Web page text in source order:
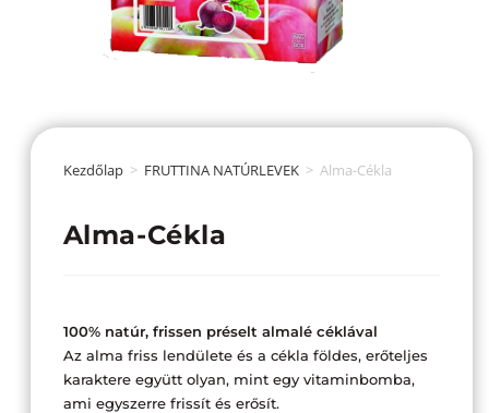
Kezdőlap > FRUTTINA NATÚRLEVEK > Alma-Cékla
Alma-Cékla
100% natúr, frissen préselt almalé céklával
Az alma friss lendülete és a cékla földes, erőteljes
karaktere együtt olyan, mint egy vitaminbomba,
ami egyszerre frissít és erősít.